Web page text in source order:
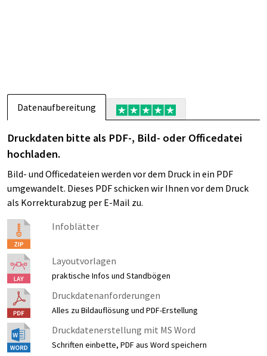
Datenaufbereitung
Druckdaten bitte als PDF-, Bild- oder Officedatei
hochladen.
Bild- und Officedateien werden vor dem Druck in ein PDF
umgewandelt. Dieses PDF schicken wir Ihnen vor dem Druck
als Korrekturabzug per E-Mail zu.
Infoblätter
Layoutvorlagen
praktische Infos und Standbögen
Druckdatenanforderungen
Alles zu Bildauflösung und PDF-Erstellung
Druckdatenerstellung mit MS Word
Schriften einbette, PDF aus Word speichern